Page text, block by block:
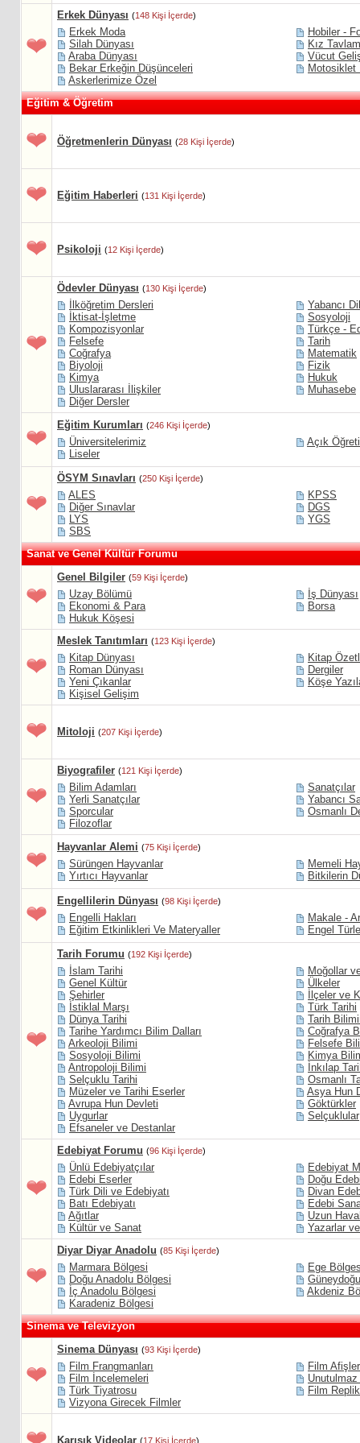
Erkek Dünyası (148 Kişi İçerde)
Erkek Moda
Hobiler -
Silah Dünyası
Kız
Araba Dünyası
Vücut
Bekar Erkeğin Düşünceleri
Motosiklet
Askerlerimize Özel
Eğitim & Öğretim
Öğretmenlerin Dünyası (28 Kişi İçerde)
Eğitim Haberleri (131 Kişi İçerde)
Psikoloji (12 Kişi İçerde)
Ödevler Dünyası (130 Kişi İçerde)
İlköğretim Dersleri
Yabancı Dil
İktisat-İşletme
Sosyoloji
Kompozisyonlar
Türkçe -
Felsefe
Tarih
Coğrafya
Matematik
Biyoloji
Fizik
Kimya
Hukuk
Uluslararası İlişkiler
Muhasebe
Diğer Dersler
Eğitim Kurumları (246 Kişi İçerde)
Üniversitelerimiz
Açık
Liseler
ÖSYM Sınavları (250 Kişi İçerde)
ALES
KPSS
Diğer Sınavlar
DGS
LYS
YGS
SBS
Sanat ve Genel Kültür Forumu
Genel Bilgiler (59 Kişi İçerde)
Uzay Bölümü
İş Dünyası
Ekonomi & Para
Borsa
Hukuk Köşesi
Meslek Tanıtımları (123 Kişi İçerde)
Kitap Dünyası
Kitap
Roman Dünyası
Dergiler
Yeni Çıkanlar
Köşe
Kişisel Gelişim
Mitoloji (207 Kişi İçerde)
Biyografiler (121 Kişi İçerde)
Bilim Adamları
Sanatçılar
Yerli Sanatçılar
Yabancı
Sporcular
Osmanlı
Filozoflar
Hayvanlar Alemi (75 Kişi İçerde)
Sürüngen Hayvanlar
Memeli
Yırtıcı Hayvanlar
Bitkilerin
Engellilerin Dünyası (98 Kişi İçerde)
Engelli Hakları
Makale -
Eğitim Etkinlikleri Ve Materyaller
Engel
Tarih Forumu (192 Kişi İçerde)
İslam Tarihi
Moğollar
Genel Kültür
Ülkeler
Şehirler
İlçeler ve
İstiklal Marşı
Türk Tarihi
Dünya Tarihi
Tarih
Tarihe Yardımcı Bilim Dalları
Coğrafya
Arkeoloji Bilimi
Felsefe
Sosyoloji Bilimi
Kimya
Antropoloji Bilimi
İnkılap
Selçuklu Tarihi
Osmanlı
Müzeler ve Tarihi Eserler
Asya Hun
Avrupa Hun Devleti
Göktürkler
Uygurlar
Selçuklular
Efsaneler ve Destanlar
Edebiyat Forumu (96 Kişi İçerde)
Ünlü Edebiyatçılar
Edebiyat
Edebi Eserler
Doğu
Türk Dili ve Edebiyatı
Divan
Batı Edebiyatı
Edebi
Ağıtlar
Uzun
Kültür ve Sanat
Yazarlar
Diyar Diyar Anadolu (85 Kişi İçerde)
Marmara Bölgesi
Ege
Doğu Anadolu Bölgesi
İç Anadolu Bölgesi
Akdeniz
Karadeniz Bölgesi
Sinema ve Televizyon
Sinema Dünyası (93 Kişi İçerde)
Film Frangmanları
Film
Film İncelemeleri
Türk Tiyatrosu
Film
Vizyona Girecek Filmler
Karışık Videolar (17 Kişi İçerde)